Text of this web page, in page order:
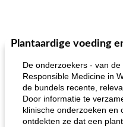
Plantaardige voeding
De onderzoekers - van
Responsible Medicine in
de bundels recente,
Door informatie te
klinische onderzoeken en
ontdekten ze dat een